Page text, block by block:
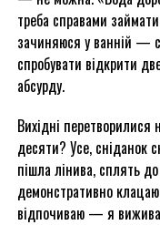
треба справами
зачиняюся у ванній —
спробувати відкрити
абсурду.
Вихідні
десяти? Усе, сніданок
пішла лінива, сплять
демонстративно
відпочиваю — я